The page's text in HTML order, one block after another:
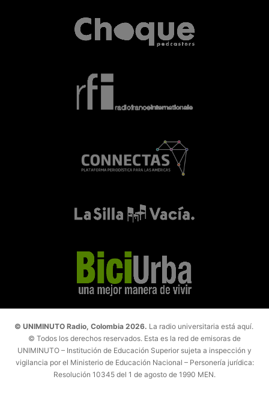
© UNIMINUTO Radio, Colombia 2026. La radio universitaria está aquí.
© Todos los derechos reservados. Esta es la red de emisoras de
UNIMINUTO – Institución de Educación Superior sujeta a inspección y
vigilancia por el Ministerio de Educación Nacional – Personería jurídica:
Resolución 10345 del 1 de agosto de 1990 MEN.